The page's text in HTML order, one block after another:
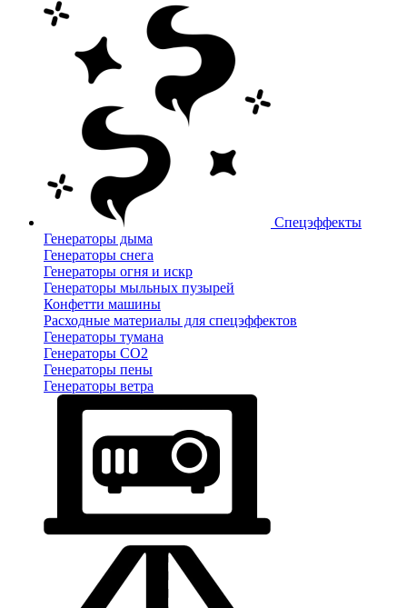
Спецэффекты
Генераторы дыма
Генераторы снега
Генераторы огня и искр
Генераторы мыльных пузырей
Конфетти машины
Расходные материалы для спецэффектов
Генераторы тумана
Генераторы CO2
Генераторы пены
Генераторы ветра